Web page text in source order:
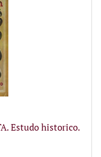
Estudo historico.